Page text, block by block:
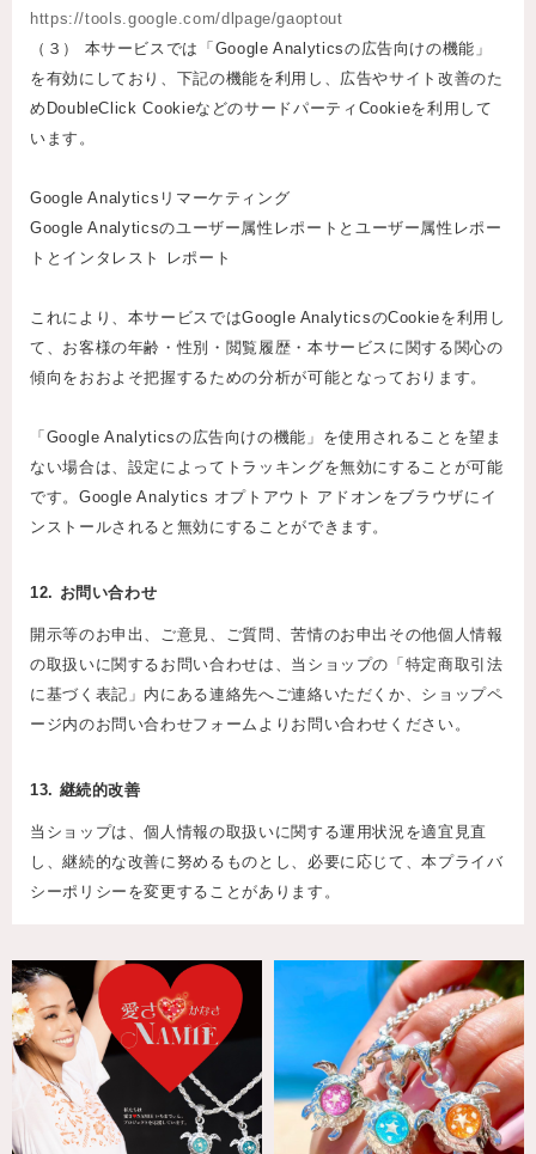
https://tools.google.com/dlpage/gaoptout
（３） 本サービスでは「Google Analyticsの広告向けの機能」
を有効にしており、下記の機能を利用し、広告やサイト改善のた
めDoubleClick CookieなどのサードパーティCookieを利用して
います。
Google Analyticsリマーケティング
Google Analyticsのユーザー属性レポートとユーザー属性レポー
トとインタレスト レポート
これにより、本サービスではGoogle AnalyticsのCookieを利用し
て、お客様の年齢・性別・閲覧履歴・本サービスに関する関心の
傾向をおおよそ把握するための分析が可能となっております。
「Google Analyticsの広告向けの機能」を使用されることを望ま
ない場合は、設定によってトラッキングを無効にすることが可能
です。Google Analytics オプトアウト アドオンをブラウザにイ
ンストールされると無効にすることができます。
12. お問い合わせ
開示等のお申出、ご意見、ご質問、苦情のお申出その他個人情報
の取扱いに関するお問い合わせは、当ショップの「特定商取引法
に基づく表記」内にある連絡先へご連絡いただくか、ショップペ
ージ内のお問い合わせフォームよりお問い合わせください。
13. 継続的改善
当ショップは、個人情報の取扱いに関する運用状況を適宜見直
し、継続的な改善に努めるものとし、必要に応じて、本プライバ
シーポリシーを変更することがあります。